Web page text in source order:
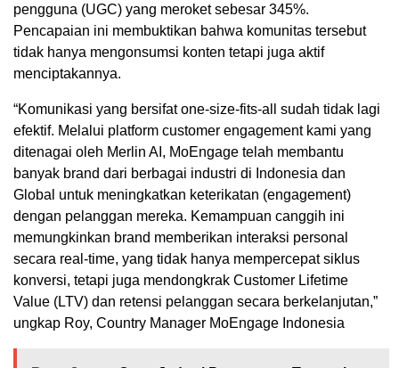
pengguna (UGC) yang meroket sebesar 345%.
Pencapaian ini membuktikan bahwa komunitas tersebut
tidak hanya mengonsumsi konten tetapi juga aktif
menciptakannya.
“Komunikasi yang bersifat one-size-fits-all sudah tidak lagi
efektif. Melalui platform customer engagement kami yang
ditenagai oleh Merlin AI, MoEngage telah membantu
banyak brand dari berbagai industri di Indonesia dan
Global untuk meningkatkan keterikatan (engagement)
dengan pelanggan mereka. Kemampuan canggih ini
memungkinkan brand memberikan interaksi personal
secara real-time, yang tidak hanya mempercepat siklus
konversi, tetapi juga mendongkrak Customer Lifetime
Value (LTV) dan retensi pelanggan secara berkelanjutan,”
ungkap Roy, Country Manager MoEngage Indonesia